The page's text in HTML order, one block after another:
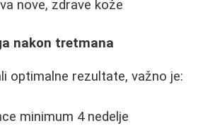
nove, zdrave kože
nakon tretmana
optimalne rezultate, važno je:
minimum 4 nedelje